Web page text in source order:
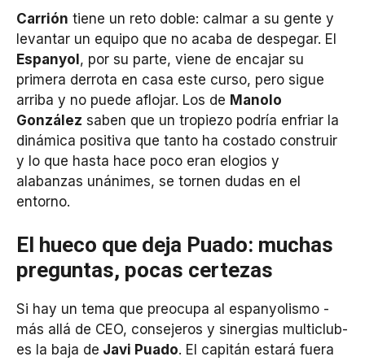
Carrión tiene un reto doble: calmar a su gente y
levantar un equipo que no acaba de despegar. El
Espanyol, por su parte, viene de encajar su
primera derrota en casa este curso, pero sigue
arriba y no puede aflojar. Los de Manolo
González saben que un tropiezo podría enfriar la
dinámica positiva que tanto ha costado construir
y lo que hasta hace poco eran elogios y
alabanzas unánimes, se tornen dudas en el
entorno.
El hueco que deja Puado: muchas
preguntas, pocas certezas
Si hay un tema que preocupa al espanyolismo -
más allá de CEO, consejeros y sinergias multiclub-
es la baja de Javi Puado. El capitán estará fuera